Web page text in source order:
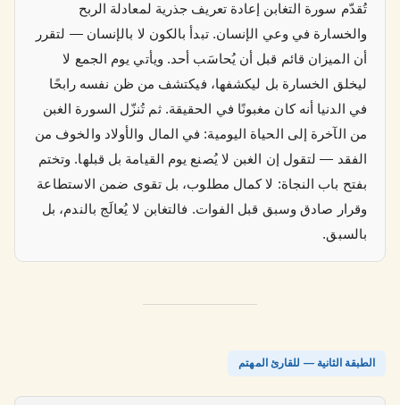
تُقدّم سورة التغابن إعادة تعريف جذرية لمعادلة الربح
والخسارة في وعي الإنسان. تبدأ بالكون لا بالإنسان — لتقرر
أن الميزان قائم قبل أن يُحاسَب أحد. ويأتي يوم الجمع لا
ليخلق الخسارة بل ليكشفها، فيكتشف من ظن نفسه رابحًا
في الدنيا أنه كان مغبونًا في الحقيقة. ثم تُنزّل السورة الغبن
من الآخرة إلى الحياة اليومية: في المال والأولاد والخوف من
الفقد — لتقول إن الغبن لا يُصنع يوم القيامة بل قبلها. وتختم
بفتح باب النجاة: لا كمال مطلوب، بل تقوى ضمن الاستطاعة
وقرار صادق وسبق قبل الفوات. فالتغابن لا يُعالَج بالندم، بل
بالسبق.
الطبقة الثانية — للقارئ المهتم